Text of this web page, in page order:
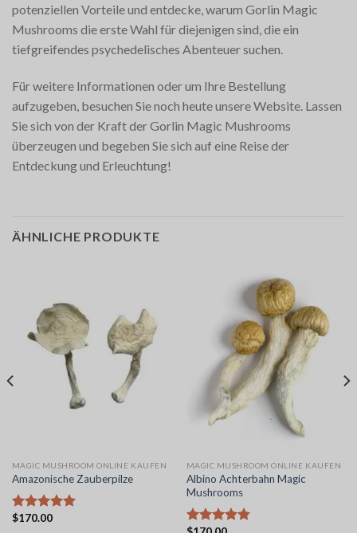
potenziellen Vorteile und entdecke, warum Gorlin Magic
Mushrooms die erste Wahl für diejenigen sind, die ein
tiefgreifendes psychedelisches Abenteuer suchen.
Für weitere Informationen oder um Ihre Bestellung
aufzugeben, besuchen Sie noch heute unsere Website. Lassen
Sie sich von der Kraft der Gorlin Magic Mushrooms
überzeugen und begeben Sie sich auf eine Reise der
Entdeckung und Erleuchtung!
ÄHNLICHE PRODUKTE
MAGIC MUSHROOM ONLINE KAUFEN
Amazonische Zauberpilze
Bewertet
$170.00
MAGIC MUSHROOM ONLINE KAUFEN
Albino Achterbahn Magic
Mushrooms